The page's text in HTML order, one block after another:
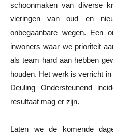
schoonmaken van diverse
vieringen van oud en
onbegaanbare wegen. Een
inwoners waar we prioriteit
als team hard aan hebben
houden. Het werk is verricht
Deuling Ondersteunend
resultaat mag er zijn.
Laten we de komende